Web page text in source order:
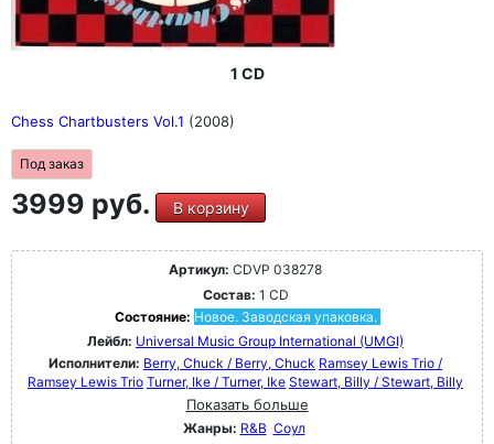
1 CD
Chess Chartbusters Vol.1 (2008)
Под заказ
3999 руб. В корзину
Артикул: CDVP 038278
Состав: 1 CD
Состояние: Новое. Заводская упаковка.
Лейбл: Universal Music Group International (UMGI)
Исполнители: Berry, Chuck / Berry, Chuck Ramsey Lewis Trio /
Ramsey Lewis Trio Turner, Ike / Turner, Ike Stewart, Billy / Stewart, Billy
Показать больше
Жанры: R&B Соул